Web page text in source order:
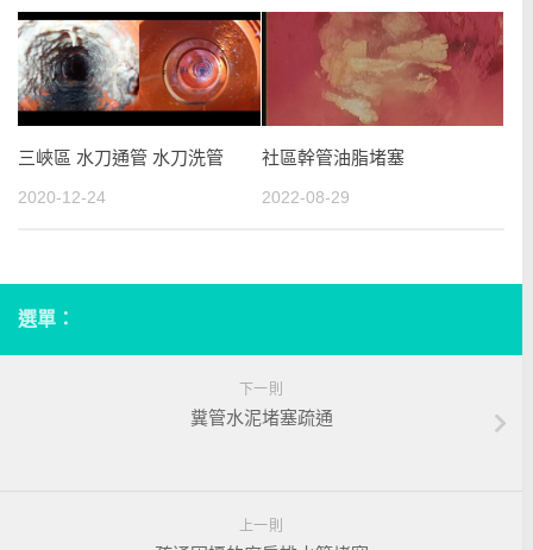
三峽區 水刀通管 水刀洗管
2020-12-24
社區幹管油脂堵塞
2022-08-29
選單：
下一則
糞管水泥堵塞疏通
上一則